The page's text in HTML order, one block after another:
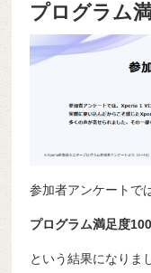
プログラム
参加者アンケートで
プログラム満足度
という結果になりま